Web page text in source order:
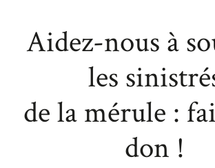
Aidez-nous à
les
de la mérule :
don !